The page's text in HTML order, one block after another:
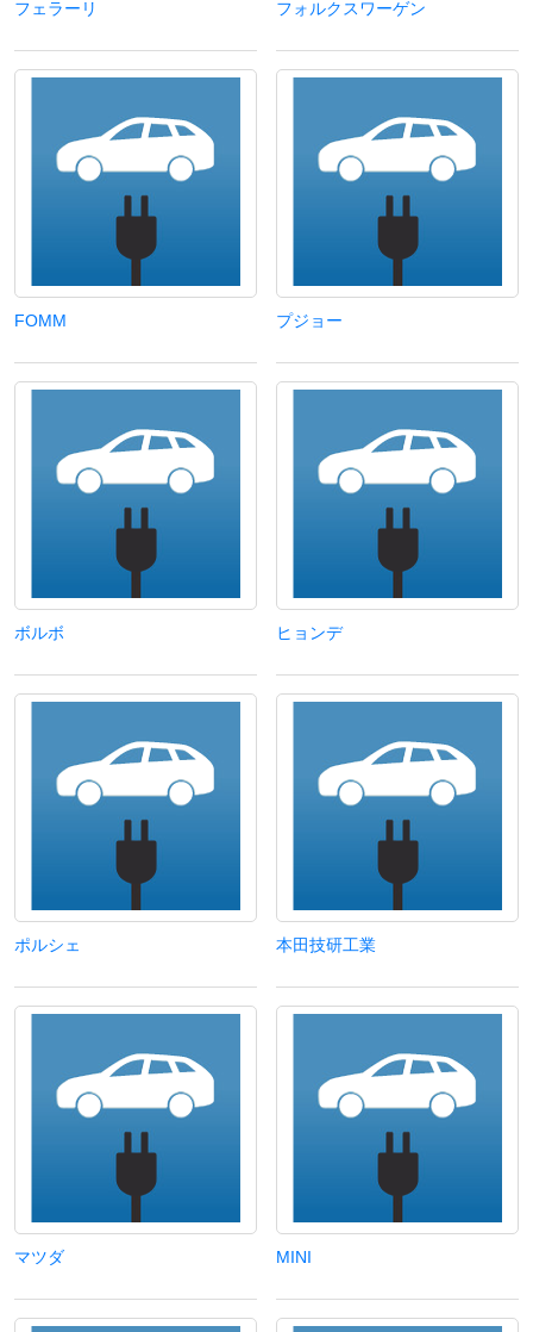
フェラーリ フォルクスワーゲン
FOMM プジョー
ボルボ ヒョンデ
ポルシェ 本田技研工業
マツダ MINI